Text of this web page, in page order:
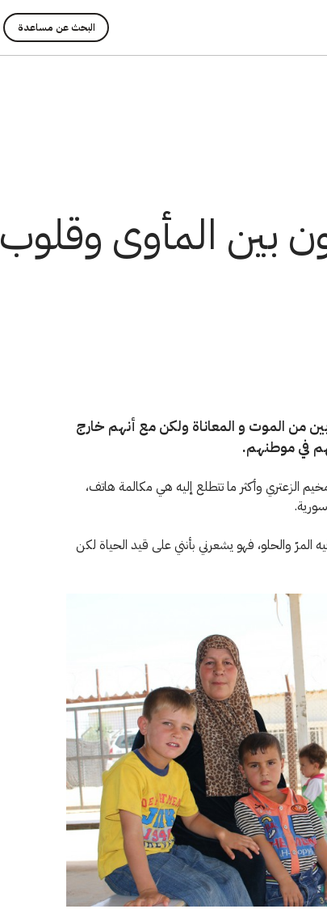
البحث عن مساعدة
بين المأوى وقلوب
من الموت و المعاناة ولكن مع أنهم خارج
في موطنهم.
من العمر 46 عامًا في مخيم الزعتري وأكثر ما تتطلع إليه هي مكالمة هاتف،
والحلو، فهو يشعرني بأنني على قيد الحياة لكن